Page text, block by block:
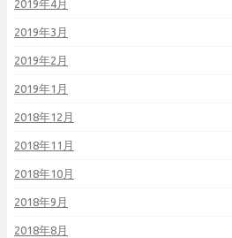
2019年4月
2019年3月
2019年2月
2019年1月
2018年12月
2018年11月
2018年10月
2018年9月
2018年8月